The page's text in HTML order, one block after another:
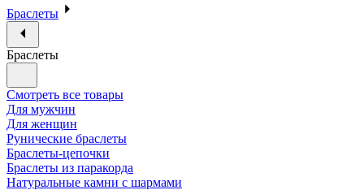
Браслеты
Браслеты
Смотреть все товары
Для мужчин
Для женщин
Рунические браслеты
Браслеты-цепочки
Браслеты из паракорда
Натуральные камни с шармами